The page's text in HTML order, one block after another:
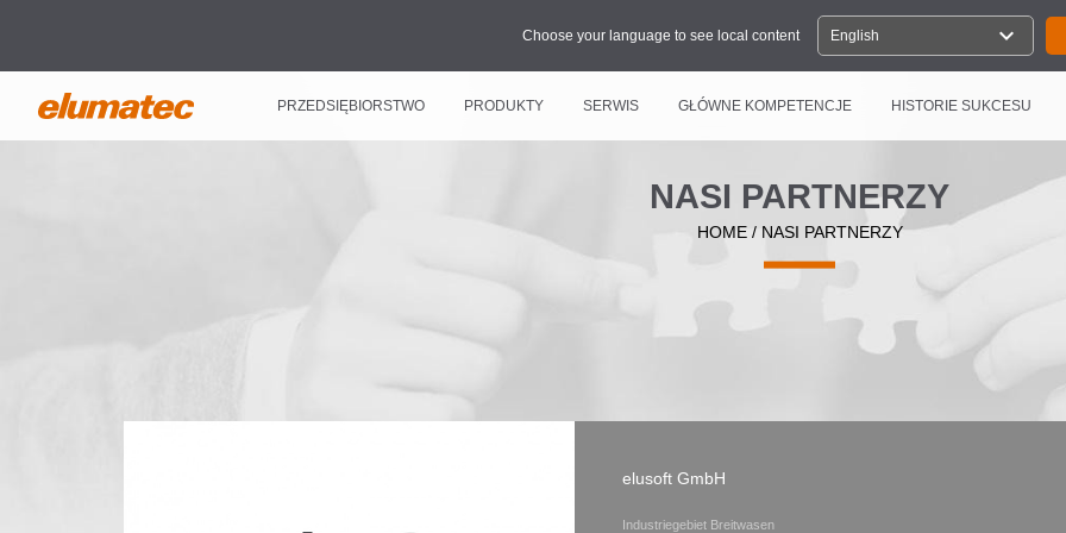
Choose your language to see local content English expand_more
PRZEDSIĘBIORSTWO PRODUKTY SERWIS GŁÓWNE KOMPETENCJE HISTORIE SUKCESU
NASI PARTNERZY
HOME/ NASI PARTNERZY
elusoft GmbH
Industriegebiet Breitwasen